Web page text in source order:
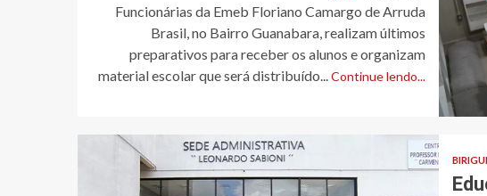
Funcionárias da Emeb Floriano Camargo de Arruda
Brasil, no Bairro Guanabara, realizam últimos
preparativos para receber os alunos e organizam
material escolar que será distribuído... Continue lendo...
BIRIGUI